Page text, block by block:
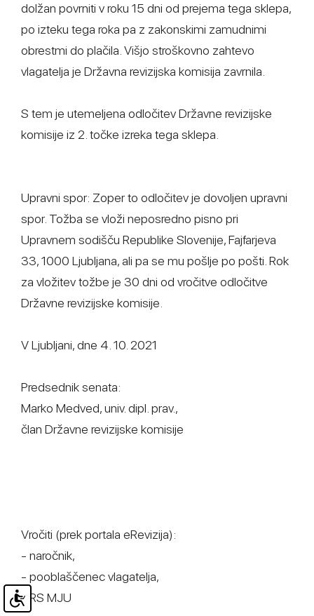
dolžan povrniti v roku 15 dni od prejema tega sklepa,
po izteku tega roka pa z zakonskimi zamudnimi
obrestmi do plačila. Višjo stroškovno zahtevo
vlagatelja je Državna revizijska komisija zavrnila.
S tem je utemeljena odločitev Državne revizijske
komisije iz 2. točke izreka tega sklepa.
Upravni spor: Zoper to odločitev je dovoljen upravni
spor. Tožba se vloži neposredno pisno pri
Upravnem sodišču Republike Slovenije, Fajfarjeva
33, 1000 Ljubljana, ali pa se mu pošlje po pošti. Rok
za vložitev tožbe je 30 dni od vročitve odločitve
Državne revizijske komisije.
V Ljubljani, dne 4. 10. 2021
Predsednik senata:
Marko Medved, univ. dipl. prav.,
član Državne revizijske komisije
Vročiti (prek portala eRevizija):
- naročnik,
- pooblaščenec vlagatelja,
- RS MJU